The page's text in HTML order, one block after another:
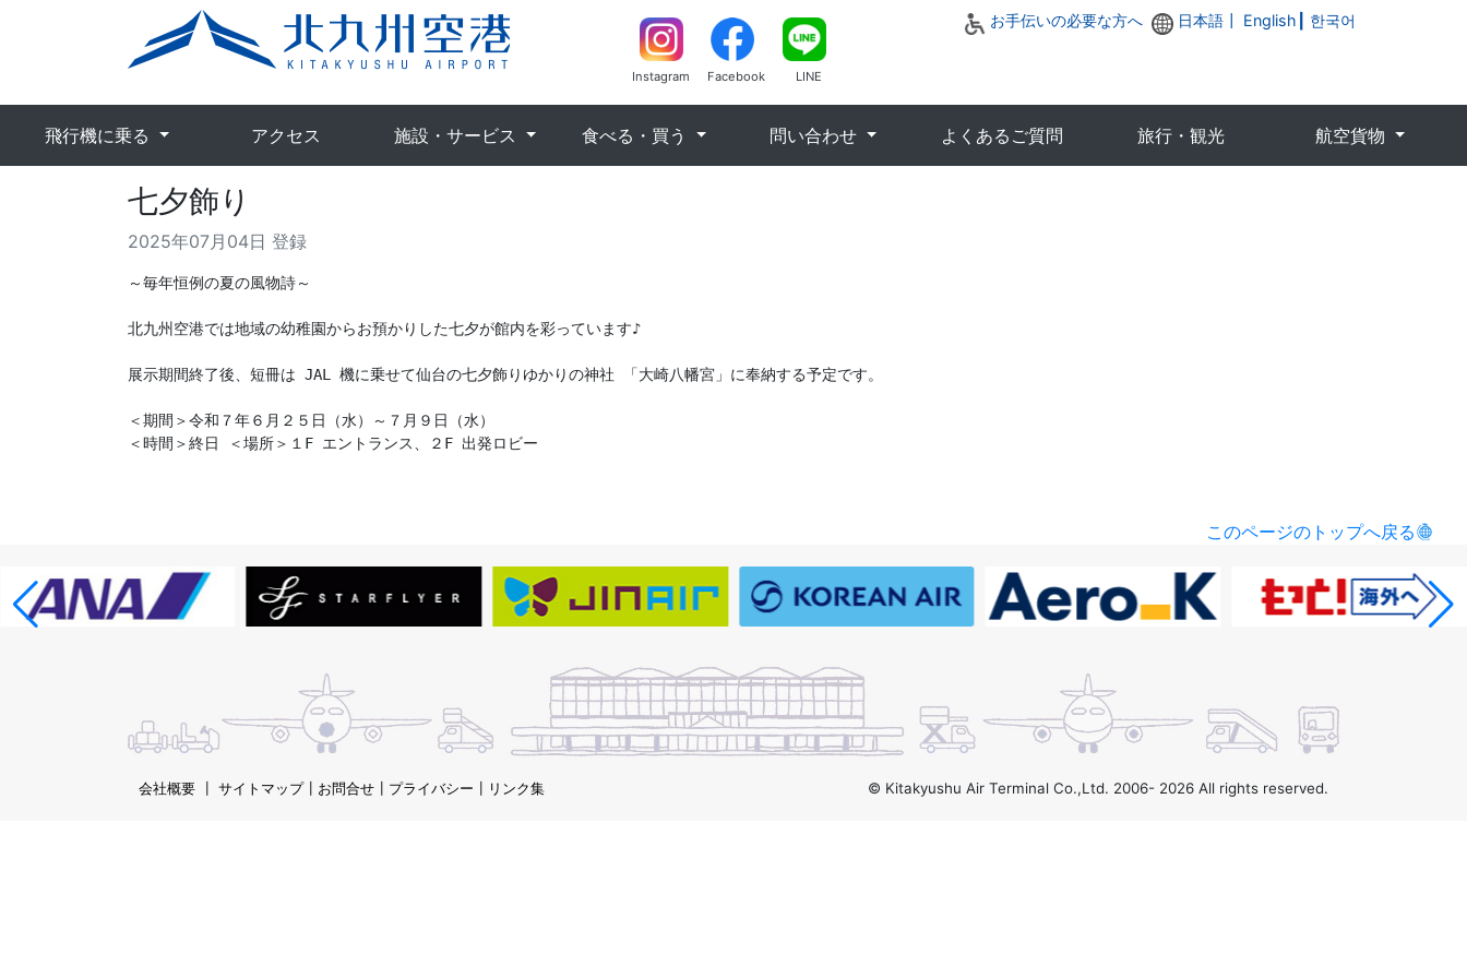
Instagram Facebook LINE
お手伝いの必要な方へ 日本語┃ English 한국어
飛行機に乗る アクセス 施設・サービス 食べる・買う 問い合わせ よくあるご質問 旅行・観光 航空貨物
七夕飾り
2025年07月04日 登録
～毎年恒例の夏の風物詩～
北九州空港では地域の幼稚園からお預かりした七夕が館内を彩っています♪
展示期間終了後、短冊は JAL 機に乗せて仙台の七夕飾りゆかりの神社 「大崎八幡宮」に奉納する予定です。
＜期間＞令和７年６月２５日（水）～７月９日（水）
＜時間＞終日 ＜場所＞１F エントランス、２F 出発ロビー
このページのトップへ戻る
会社概要 サイトマップ┃ お問合せ プライバシー リンク集 © Kitakyushu Air Terminal Co.,Ltd. 2006- 2026 All rights reserved.